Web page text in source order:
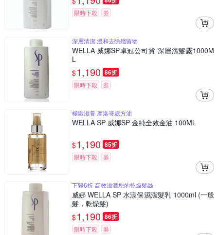
限時下殺 券
深層清潔 溫和去除殘留物
WELLA 威娜SP卓冠公司貨 深層潔髮露1000M
L
$1,190 86折
限時下殺 券
極緻滋養 摩洛哥處方油
WELLA SP 威娜SP 金純全效金油 100ML
$1,190 85折
限時下殺 券
下殺6折-高效滋潤您的乾燥髮絲
威娜 WELLA SP 水漾保濕潔髮乳 1000ml (一般
髮，乾燥髮)
$1,190 86折
限時下殺 券